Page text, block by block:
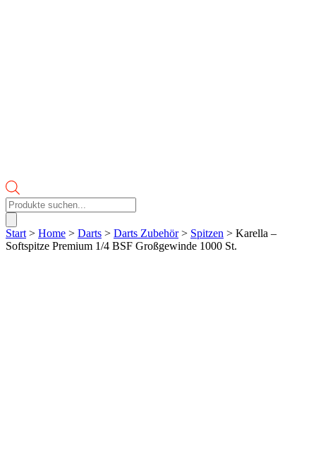
Products
search
Start > Home > Darts > Darts Zubehör> Spitzen > Karella –
Softspitze Premium 1/4 BSF Großgewinde 1000 St.